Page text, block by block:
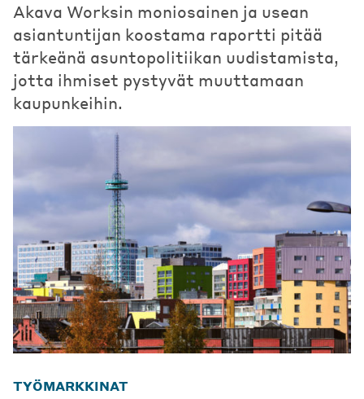
Akava Worksin moniosainen ja usean
asiantuntijan koostama raportti pitää
tärkeänä asuntopolitiikan uudistamista,
jotta ihmiset pystyvät muuttamaan
kaupunkeihin.
TYÖMARKKINAT